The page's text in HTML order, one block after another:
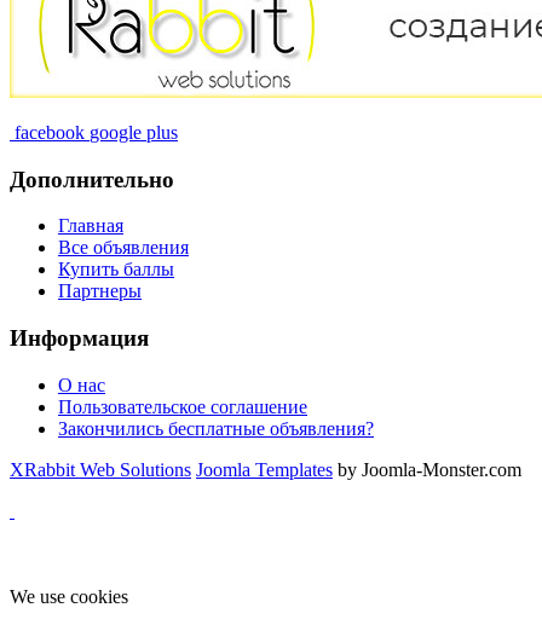
facebook google plus
Дополнительно
Главная
Все объявления
Купить баллы
Партнеры
Информация
О нас
Пользовательское соглашение
Закончились бесплатные объявления?
XRabbit Web Solutions Joomla Templates by Joomla-Monster.com
We use cookies